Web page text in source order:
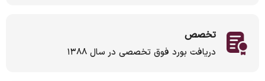
تخصص
دریافت بورد فوق تخصصی در سال ۱۳۸۸